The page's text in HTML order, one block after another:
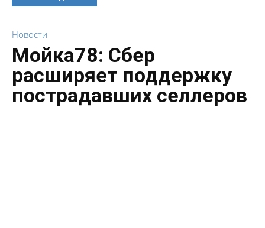
Новости
Мойка78: Сбер
расширяет поддержку
пострадавших селлеров